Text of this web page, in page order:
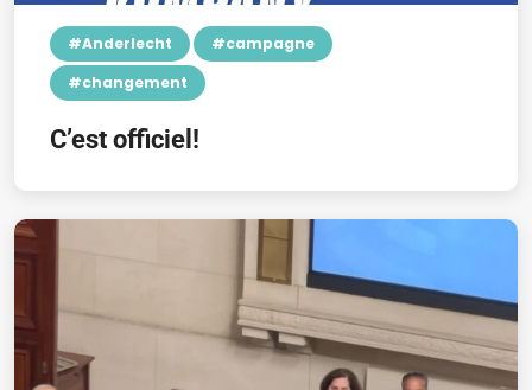
#Anderlecht
#campagne
#changement
C’est officiel!